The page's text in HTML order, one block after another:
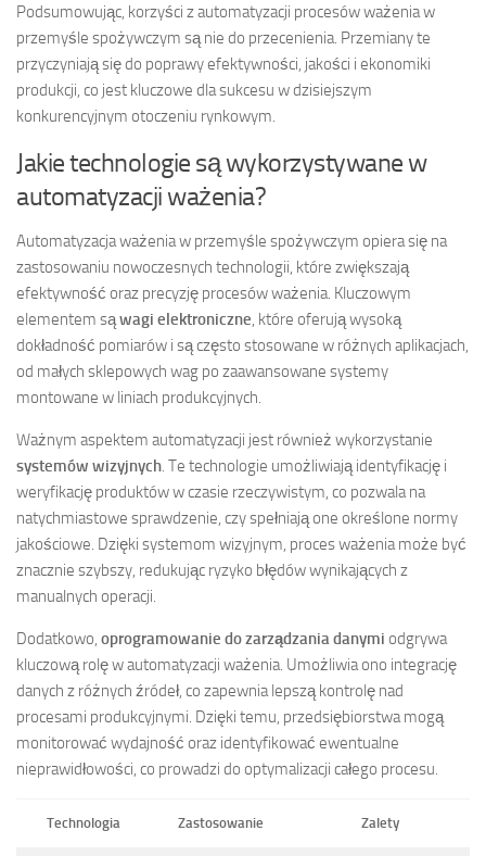
Podsumowując, korzyści z automatyzacji procesów ważenia w
przemyśle spożywczym są nie do przecenienia. Przemiany te
przyczyniają się do poprawy efektywności, jakości i ekonomiki
produkcji, co jest kluczowe dla sukcesu w dzisiejszym
konkurencyjnym otoczeniu rynkowym.
Jakie technologie są wykorzystywane w
automatyzacji ważenia?
Automatyzacja ważenia w przemyśle spożywczym opiera się na
zastosowaniu nowoczesnych technologii, które zwiększają
efektywność oraz precyzję procesów ważenia. Kluczowym
elementem sąwagi elektroniczne, które oferują wysoką
dokładność pomiarów i są często stosowane w różnych aplikacjach,
od małych sklepowych wag po zaawansowane systemy
montowane w liniach produkcyjnych.
Ważnym aspektem automatyzacji jest również wykorzystanie
systemów wizyjnych. Te technologie umożliwiają identyfikację i
weryfikację produktów w czasie rzeczywistym, co pozwala na
natychmiastowe sprawdzenie, czy spełniają one określone normy
jakościowe. Dzięki systemom wizyjnym, proces ważenia może być
znacznie szybszy, redukując ryzyko błędów wynikających z
manualnych operacji.
Dodatkowo, oprogramowanie do zarządzania danymi odgrywa
kluczową rolę w automatyzacji ważenia. Umożliwia ono integrację
danych z różnych źródeł, co zapewnia lepszą kontrolę nad
procesami produkcyjnymi. Dzięki temu, przedsiębiorstwa mogą
monitorować wydajność oraz identyfikować ewentualne
nieprawidłowości, co prowadzi do optymalizacji całego procesu.
Technologia Zastosowanie Zalety